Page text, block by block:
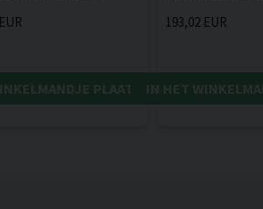
PLAATSEN
193,02 EUR
IN HET